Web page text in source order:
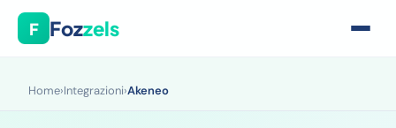
F Fozzels
Home›Integrazioni›Akeneo